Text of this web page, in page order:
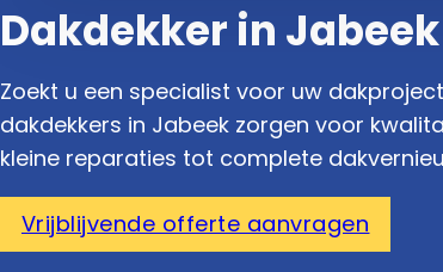
Dakdekker in Jabeek
Zoekt u een specialist voor uw
dakdekkers in Jabeek zorgen voor
kleine reparaties tot complete
Vrijblijvende offerte aanvragen